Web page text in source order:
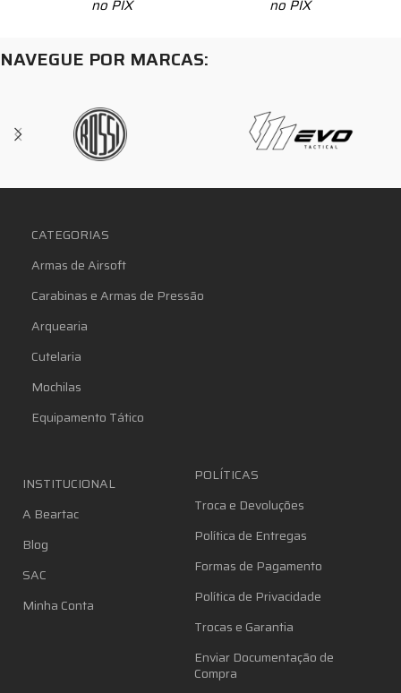
no PIX no PIX
NAVEGUE POR MARCAS:
CATEGORIAS
Armas de Airsoft
Carabinas e Armas de Pressão
Arquearia
Cutelaria
Mochilas
Equipamento Tático
INSTITUCIONAL
A Beartac
Blog
SAC
Minha Conta
POLÍTICAS
Troca e Devoluções
Política de Entregas
Formas de Pagamento
Política de Privacidade
Trocas e Garantia
Enviar Documentação de
Compra